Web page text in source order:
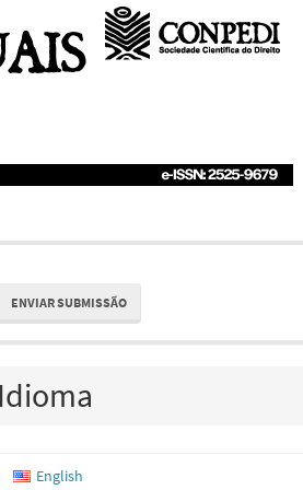
ENVIAR SUBMISSÃO
Idioma
English